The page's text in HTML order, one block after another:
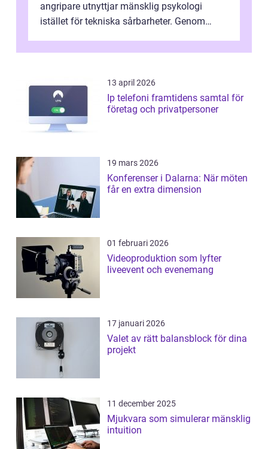
angripare utnyttjar mänsklig psykologi
istället för tekniska sårbarheter. Genom
13 april 2026
Ip telefoni framtidens samtal för
företag och privatpersoner
19 mars 2026
Konferenser i Dalarna: När möten
får en extra dimension
01 februari 2026
Videoproduktion som lyfter
liveevent och evenemang
17 januari 2026
Valet av rätt balansblock för dina
projekt
11 december 2025
Mjukvara som simulerar mänsklig
intuition